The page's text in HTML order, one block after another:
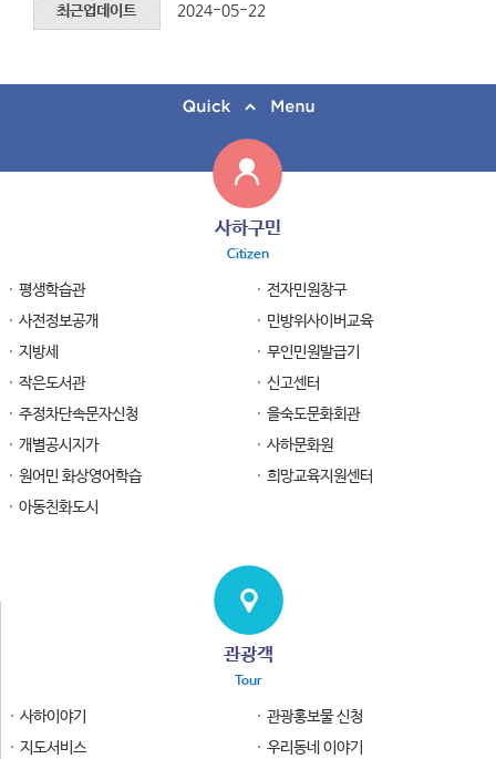
최근업데이트 2024-05-22
사하구민
Citizen
평생학습관
전자민원창구
사전정보공개
민방위사이버교육
지방세
무인민원발급기
작은도서관
신고센터
주정차단속문자신청
을숙도문화회관
개별공시지가
사하문화원
원어민 화상영어학습
희망교육지원센터
아동친화도시
관광객
Tour
사하이야기
관광홍보물 신청
지도서비스
우리동네 이야기